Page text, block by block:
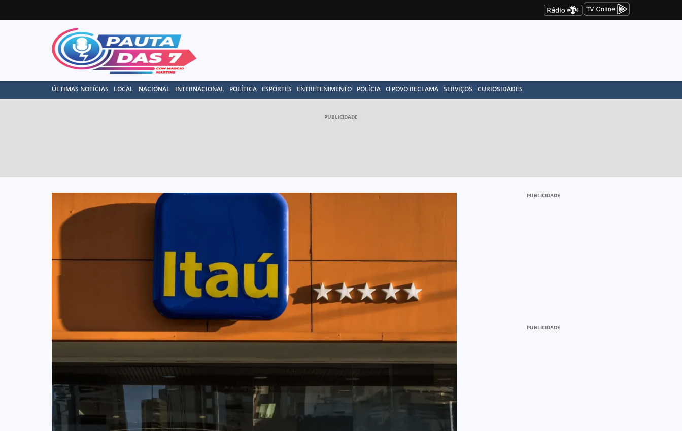
ÚLTIMAS NOTÍCIAS LOCAL NACIONAL INTERNACIONAL POLÍTICA ESPORTES ENTRETENIMENTO POLÍCIA O POVO RECLAMA SERVIÇOS CURIOSIDADES
PUBLICIDADE
PUBLICIDADE
PUBLICIDADE